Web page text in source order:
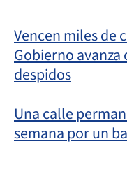
Vencen miles de
Gobierno
despidos
Una calle
semana por un